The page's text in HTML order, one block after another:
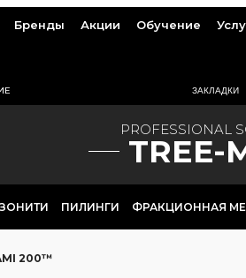
Бренды Акции Обучение
ЗАКЛАДКИ
PROFESSIONAL
TREE-
ПИЛИНГИ ФРАКЦИОННАЯ
200™